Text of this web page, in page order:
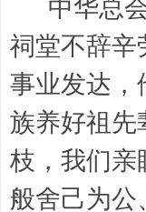
中华总会
祠堂不辞辛
事业发达，
族养好祖先
枝，我们
般舍己为公